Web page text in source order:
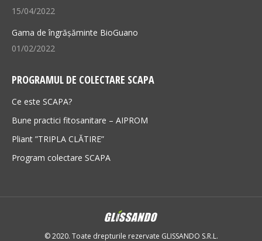
15/04/2022
Gama de îngrășăminte BioGuano
01/02/2022
PROGRAMUL DE COLECTARE SCAPA
Ce este SCAPA?
Bune practici fitosanitare – AIPROM
Pliant ”TRIPLA CLĂTIRE”
Program colectare SCAPA
© 2020. Toate drepturile rezervate GLISSANDO S.R.L.